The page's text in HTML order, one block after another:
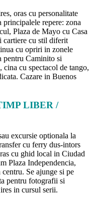
oras cu personalitate
principalele repere: zona
Plaza de Mayo cu Casa
cartiere cu stil diferit
cu opriri in zonele
pentru Caminito si
cu spectacol de tango,
Cazare in Buenos
LIBER /
excursie optionala la
cu ferry dus-intors
cu ghid local in Ciudad
Plaza Independencia,
Se ajunge si pe
pentru fotografii si
in cursul serii.